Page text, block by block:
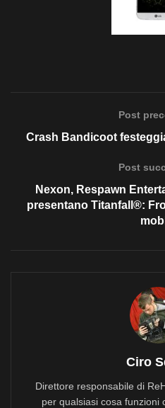
Post
Crash Bandicoot
Post
Nexon, Respawn
presentano Titanfall®:
Ciro
Direttore responsabile di
per qualsiasi cosa funzioni